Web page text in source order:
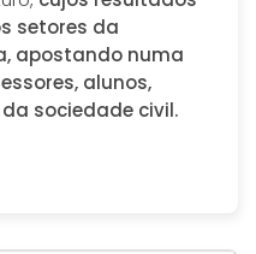
setores da
apostando numa
alunos,
sociedade civil.